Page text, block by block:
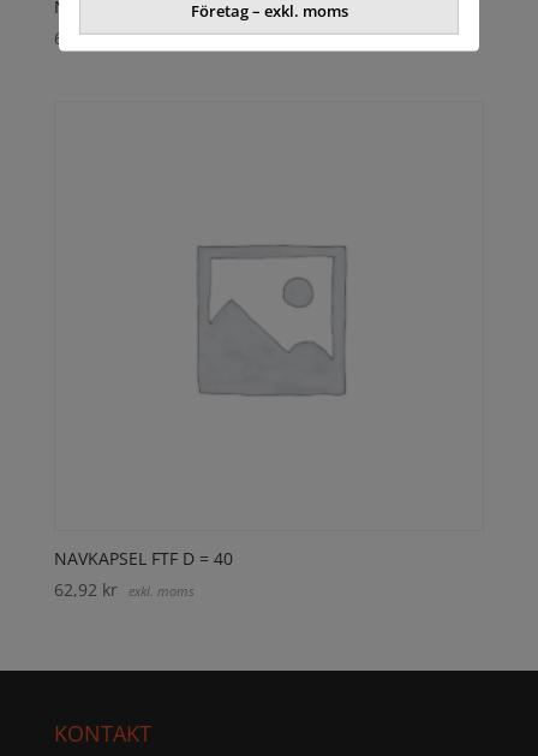
NAVKAPSEL AL-KO D = 40
61,49kr exkl. moms
NAVKAPSEL FTF D = 40
62,92 kr exkl. moms
KONTAKT
Företag – exkl. moms